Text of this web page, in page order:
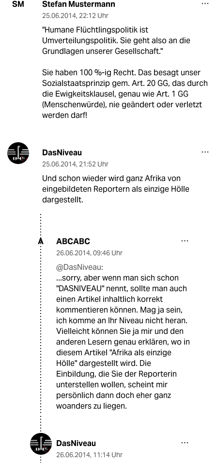
SM Stefan Mustermann
25.06.2014, 22:12 Uhr
"Humane Flüchtlingspolitik ist
Umverteilungspolitik. Sie geht also an die
Grundlagen unserer Gesellschaft."
Sie haben 100 %-ig Recht. Das besagt unser
Sozialstaatsprinzip gem. Art. 20 GG, das durch
die Ewigkeitsklausel, genau wie Art. 1 GG
(Menschenwürde), nie geändert oder verletzt
werden darf!
DasNiveau
25.06.2014, 21:52 Uhr
Und schon wieder wird ganz Afrika von
eingebildeten Reportern als einzige Hölle
dargestellt.
A ABCABC
26.06.2014, 09:46 Uhr
@DasNiveau:
...sorry, aber wenn man sich schon
"DASNIVEAU" nennt, sollte man auch
einen Artikel inhaltlich korrekt
kommentieren können. Mag ja sein,
ich komme an Ihr Niveau nicht heran.
Vielleicht können Sie ja mir und den
anderen Lesern genau erklären, wo in
diesem Artikel "Afrika als einzige
Hölle" dargestellt wird. Die
Einbildung, die Sie der Reporterin
unterstellen wollen, scheint mir
persönlich dann doch eher ganz
woanders zu liegen.
DasNiveau
26.06.2014, 11:14 Uhr